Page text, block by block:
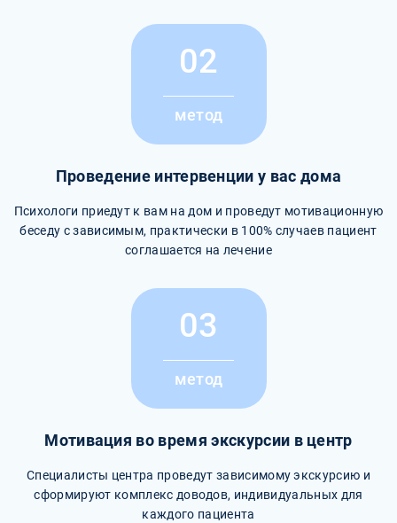
02
метод
Проведение интервенции у вас дома
Психологи приедут к вам на дом и проведут мотивационную
беседу с зависимым, практически в 100% случаев пациент
соглашается на лечение
03
метод
Мотивация во время экскурсии в центр
Специалисты центра проведут зависимому экскурсию и
сформируют комплекс доводов, индивидуальных для
каждого пациента